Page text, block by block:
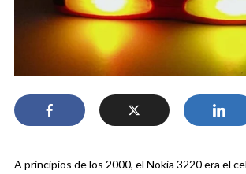
A principios de los 2000, el Nokia 3220 era el